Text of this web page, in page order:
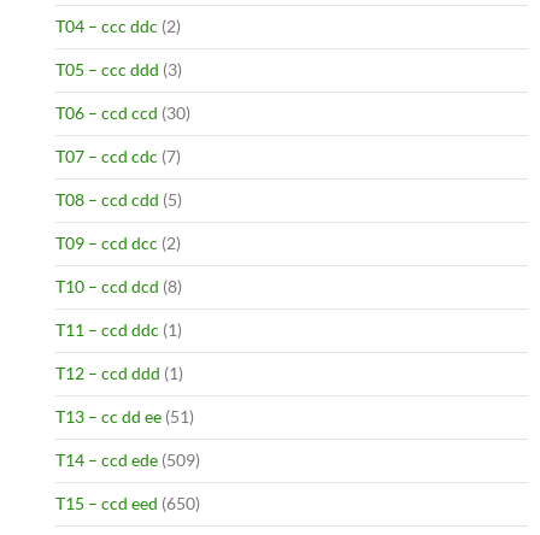
T04 – ccc ddc (2)
T05 – ccc ddd (3)
T06 – ccd ccd (30)
T07 – ccd cdc (7)
T08 – ccd cdd (5)
T09 – ccd dcc (2)
T10 – ccd dcd (8)
T11 – ccd ddc (1)
T12 – ccd ddd (1)
T13 – cc dd ee (51)
T14 – ccd ede (509)
T15 – ccd eed (650)